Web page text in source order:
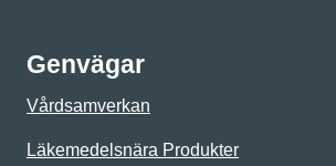
Genvägar
Vårdsamverkan
Läkemedelsnära Produkter